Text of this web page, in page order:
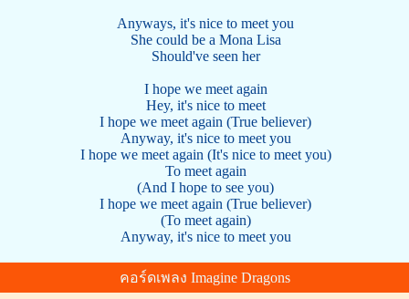
Anyways, it's nice to meet you
She could be a Mona Lisa
Should've seen her
I hope we meet again
Hey, it's nice to meet
I hope we meet again (True believer)
Anyway, it's nice to meet you
I hope we meet again (It's nice to meet you)
To meet again
(And I hope to see you)
I hope we meet again (True believer)
(To meet again)
Anyway, it's nice to meet you
คอร์ดเพลง Imagine Dragons